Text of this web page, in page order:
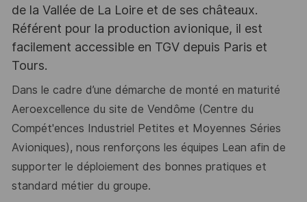
de la Vallée de La Loire et de ses châteaux.
Référent pour la production avionique, il est
facilement accessible en TGV depuis Paris et
Tours.
Dans le cadre d’une démarche de monté en maturité
Aeroexcellence du site de Vendôme (Centre du
Compét'ences Industriel Petites et Moyennes Séries
Avioniques), nous renforçons les équipes Lean afin de
supporter le déploiement des bonnes pratiques et
standard métier du groupe.